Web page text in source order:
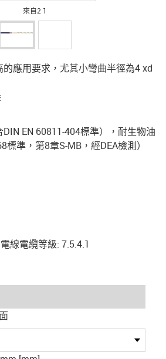
來自2 1
的應用要求，尤其小彎曲半徑為4 xd
EN 60811-404標準），耐生物油
標準，第8章S-MB，經DEA檢測）
線電纜等級: 7.5.4.1
dot